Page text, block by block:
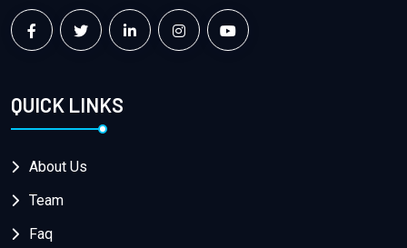
QUICK LINKS
About Us
Team
Faq